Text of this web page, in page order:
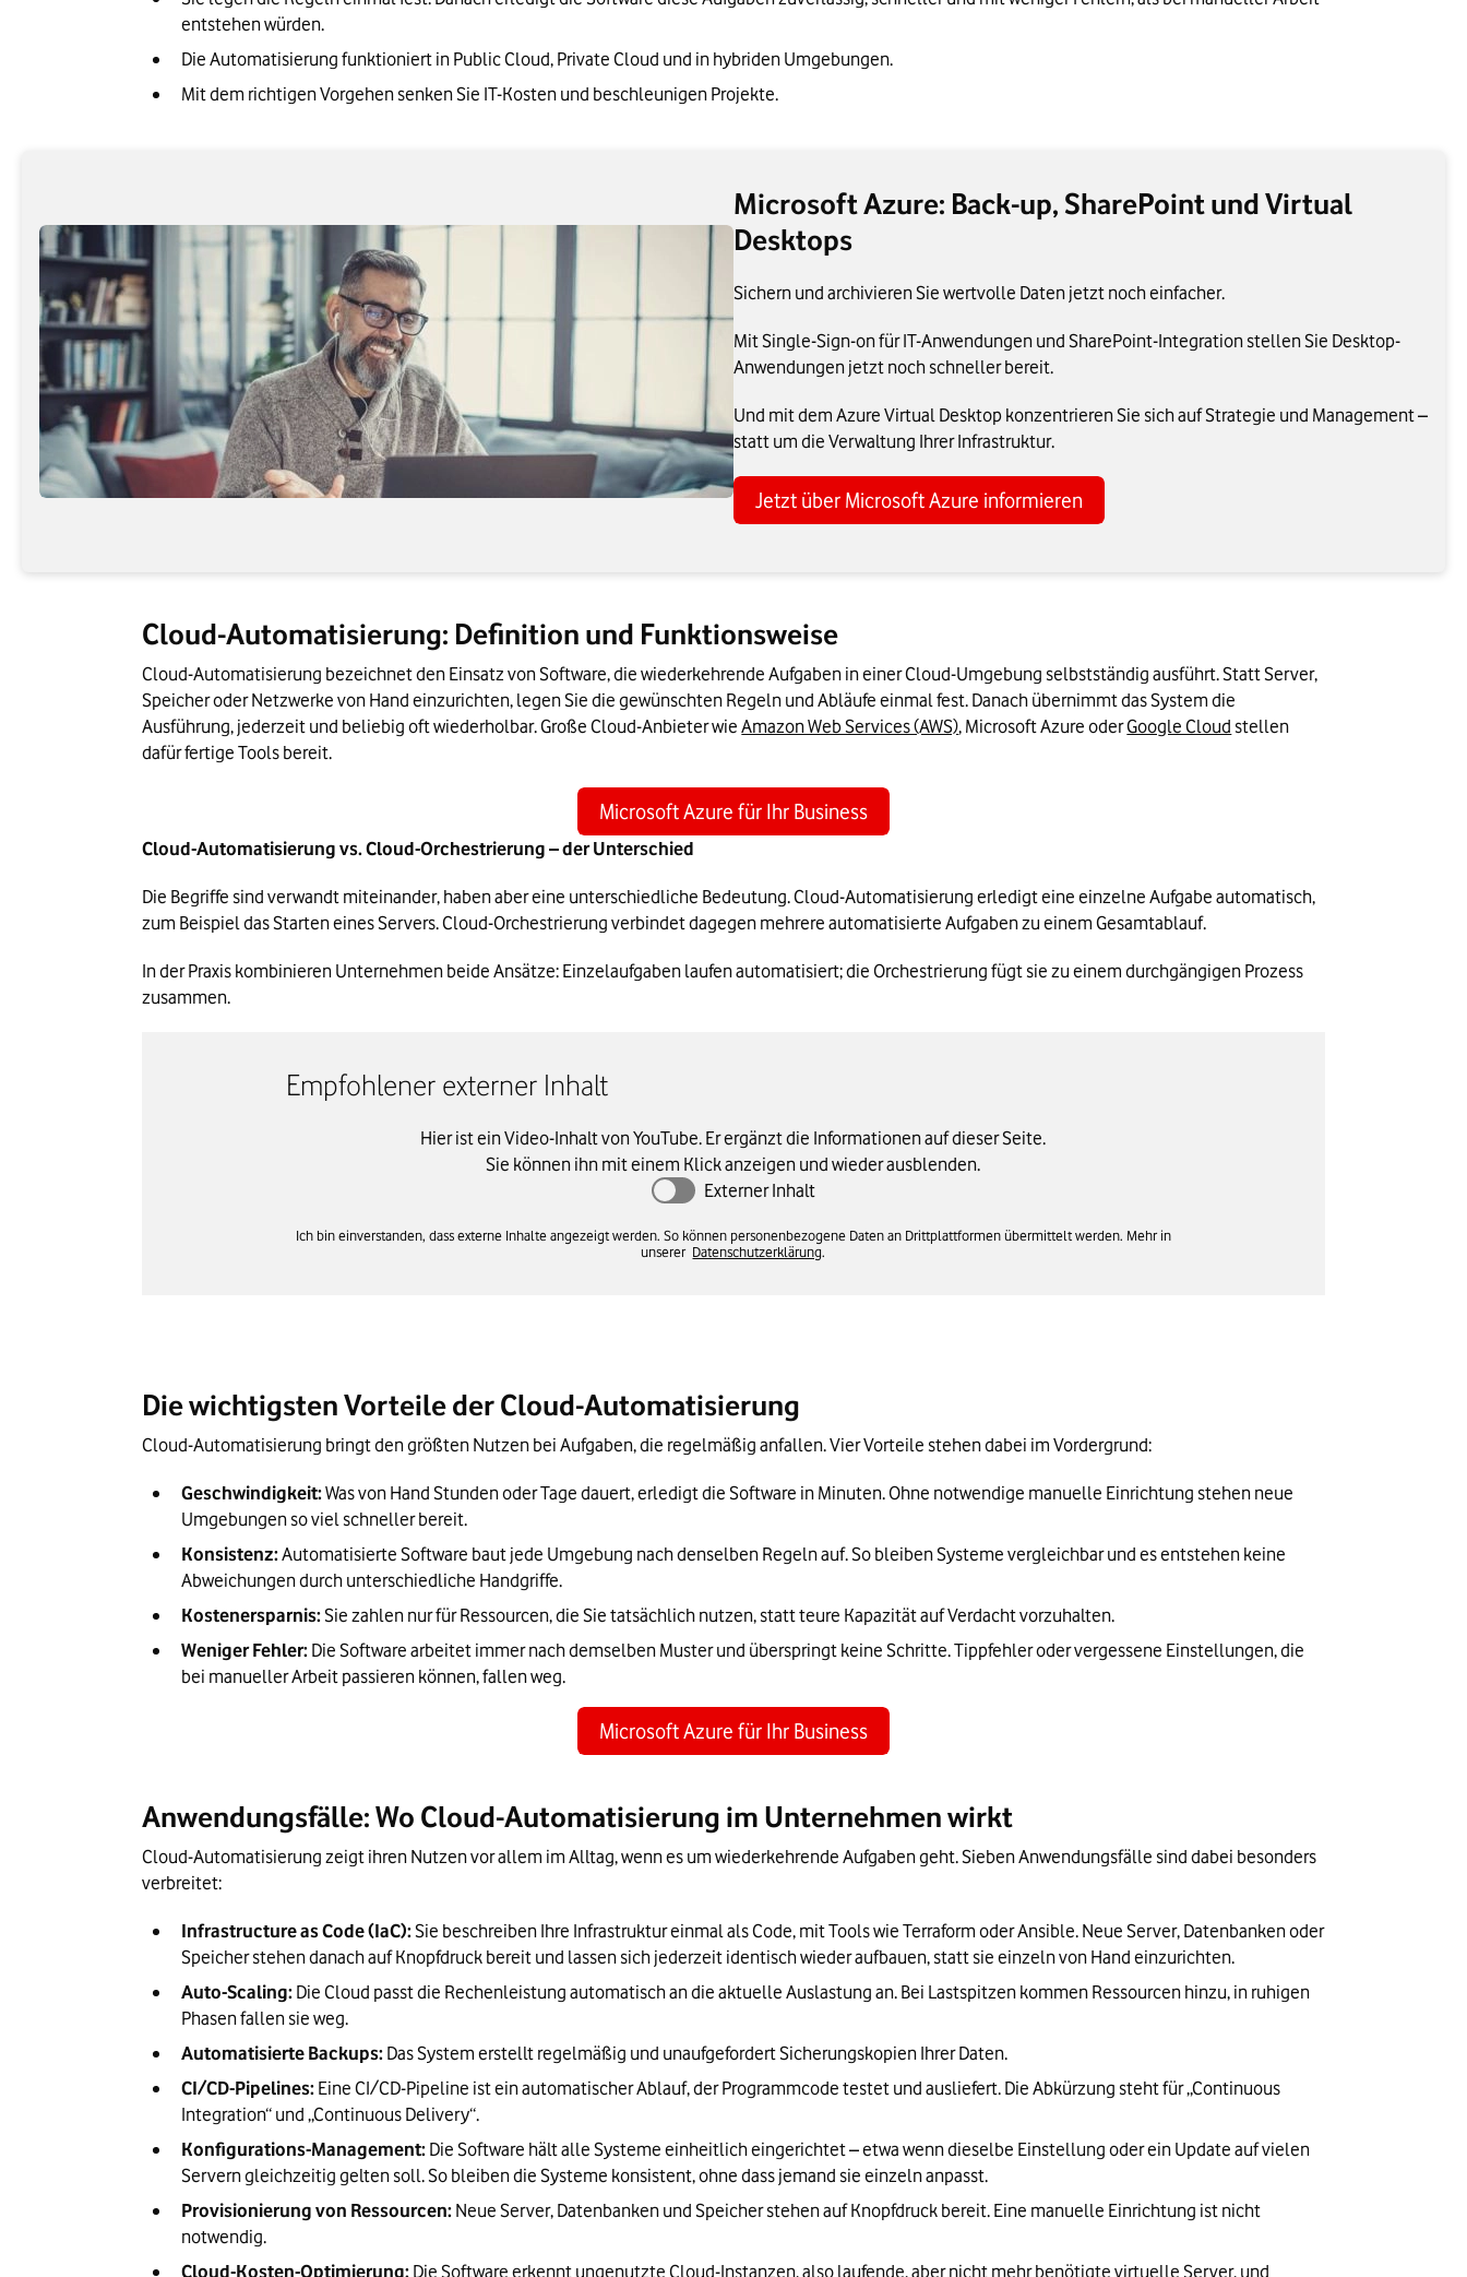
entstehen würden.
Die Automatisierung funktioniert in Public Cloud, Private Cloud und in hybriden Umgebungen.
Mit dem richtigen Vorgehen senken Sie IT-Kosten und beschleunigen Projekte.
Microsoft Azure: Back-up, SharePoint und Virtual
Desktops
Sichern und archivieren Sie wertvolle Daten jetzt noch einfacher.
Mit Single-Sign-on für IT-Anwendungen und SharePoint-Integration stellen Sie Desktop-
Anwendungen jetzt noch schneller bereit.
Und mit dem Azure Virtual Desktop konzentrieren Sie sich auf Strategie und Management –
statt um die Verwaltung Ihrer Infrastruktur.
Jetzt über Microsoft Azure informieren
Cloud-Automatisierung: Definition und Funktionsweise
Cloud-Automatisierung bezeichnet den Einsatz von Software, die wiederkehrende Aufgaben in einer Cloud-Umgebung selbstständig ausführt. Statt Server,
Speicher oder Netzwerke von Hand einzurichten, legen Sie die gewünschten Regeln und Abläufe einmal fest. Danach übernimmt das System die
Ausführung, jederzeit und beliebig oft wiederholbar. Große Cloud-Anbieter wie Amazon Web Services (AWS), Microsoft Azure oder Google Cloud stellen
dafür fertige Tools bereit.
Microsoft Azure für Ihr Business
Cloud-Automatisierung vs. Cloud-Orchestrierung – der Unterschied
Die Begriffe sind verwandt miteinander, haben aber eine unterschiedliche Bedeutung. Cloud-Automatisierung erledigt eine einzelne Aufgabe automatisch,
zum Beispiel das Starten eines Servers. Cloud-Orchestrierung verbindet dagegen mehrere automatisierte Aufgaben zu einem Gesamtablauf.
In der Praxis kombinieren Unternehmen beide Ansätze: Einzelaufgaben laufen automatisiert; die Orchestrierung fügt sie zu einem durchgängigen Prozess
zusammen.
Empfohlener externer Inhalt
Hier ist ein Video-Inhalt von YouTube. Er ergänzt die Informationen auf dieser Seite.
Sie können ihn mit einem Klick anzeigen und wieder ausblenden.
Externer Inhalt
Ich bin einverstanden, dass externe Inhalte angezeigt werden. So können personenbezogene Daten an Drittplattformen übermittelt werden. Mehr in
unserer Datenschutzerklärung.
Die wichtigsten Vorteile der Cloud-Automatisierung
Cloud-Automatisierung bringt den größten Nutzen bei Aufgaben, die regelmäßig anfallen. Vier Vorteile stehen dabei im Vordergrund:
Geschwindigkeit: Was von Hand Stunden oder Tage dauert, erledigt die Software in Minuten. Ohne notwendige manuelle Einrichtung stehen neue
Umgebungen so viel schneller bereit.
Konsistenz: Automatisierte Software baut jede Umgebung nach denselben Regeln auf. So bleiben Systeme vergleichbar und es entstehen keine
Abweichungen durch unterschiedliche Handgriffe.
Kostenersparnis: Sie zahlen nur für Ressourcen, die Sie tatsächlich nutzen, statt teure Kapazität auf Verdacht vorzuhalten.
Weniger Fehler: Die Software arbeitet immer nach demselben Muster und überspringt keine Schritte. Tippfehler oder vergessene Einstellungen, die
bei manueller Arbeit passieren können, fallen weg.
Microsoft Azure für Ihr Business
Anwendungsfälle: Wo Cloud-Automatisierung im Unternehmen wirkt
Cloud-Automatisierung zeigt ihren Nutzen vor allem im Alltag, wenn es um wiederkehrende Aufgaben geht. Sieben Anwendungsfälle sind dabei besonders
verbreitet:
Infrastructure as Code (IaC): Sie beschreiben Ihre Infrastruktur einmal als Code, mit Tools wie Terraform oder Ansible. Neue Server, Datenbanken oder
Speicher stehen danach auf Knopfdruck bereit und lassen sich jederzeit identisch wieder aufbauen, statt sie einzeln von Hand einzurichten.
Auto-Scaling: Die Cloud passt die Rechenleistung automatisch an die aktuelle Auslastung an. Bei Lastspitzen kommen Ressourcen hinzu, in ruhigen
Phasen fallen sie weg.
Automatisierte Backups: Das System erstellt regelmäßig und unaufgefordert Sicherungskopien Ihrer Daten.
CI/CD-Pipelines: Eine CI/CD-Pipeline ist ein automatischer Ablauf, der Programmcode testet und ausliefert. Die Abkürzung steht für „Continuous
Integration“ und „Continuous Delivery“.
Konfigurations-Management: Die Software hält alle Systeme einheitlich eingerichtet – etwa wenn dieselbe Einstellung oder ein Update auf vielen
Servern gleichzeitig gelten soll. So bleiben die Systeme konsistent, ohne dass jemand sie einzeln anpasst.
Provisionierung von Ressourcen: Neue Server, Datenbanken und Speicher stehen auf Knopfdruck bereit. Eine manuelle Einrichtung ist nicht
notwendig.
Cloud-Kosten-Optimierung: Die Software erkennt ungenutzte Cloud-Instanzen, also laufende, aber nicht mehr benötigte virtuelle Server, und